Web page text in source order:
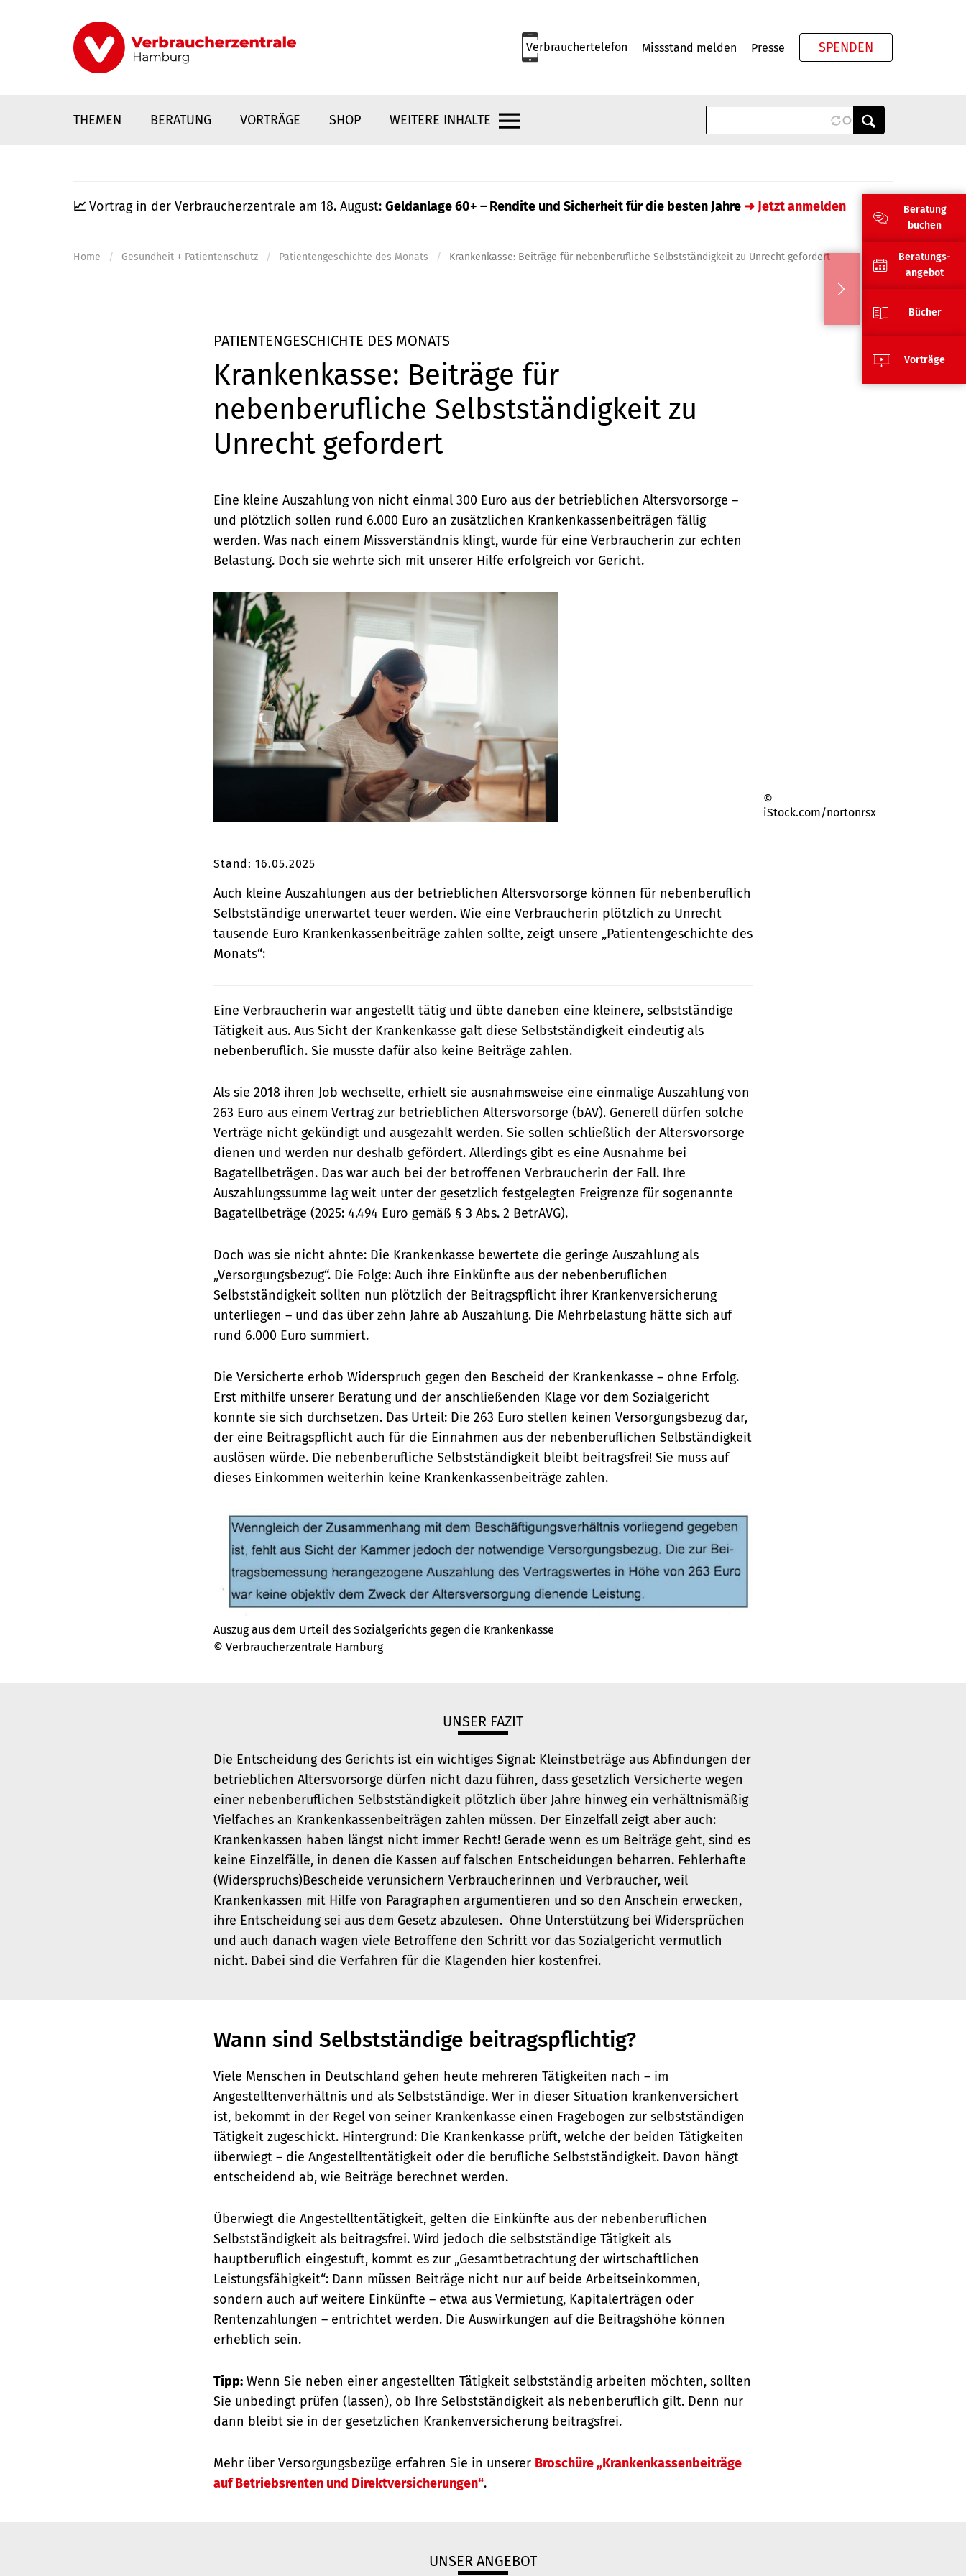
Verbrauchertelefon Missstand melden Presse SPENDEN
THEMEN BERATUNG VORTRÄGE SHOP WEITERE INHALTE
📈 Vortrag in der Verbraucherzentrale am 18. August: Geldanlage 60+ – Rendite und Sicherheit für die besten Jahre ➜ Jetzt anmelden
Home Gesundheit + Patientenschutz Patientengeschichte des Monats Krankenkasse: Beiträge für nebenberufliche Selbstständigkeit zu Unrecht gefordert
PATIENTENGESCHICHTE DES MONATS
Krankenkasse: Beiträge für
nebenberufliche Selbstständigkeit zu
Unrecht gefordert
Eine kleine Auszahlung von nicht einmal 300 Euro aus der betrieblichen Altersvorsorge –
und plötzlich sollen rund 6.000 Euro an zusätzlichen Krankenkassenbeiträgen fällig
werden. Was nach einem Missverständnis klingt, wurde für eine Verbraucherin zur echten
Belastung. Doch sie wehrte sich mit unserer Hilfe erfolgreich vor Gericht.
©
iStock.com/nortonrsx
Stand: 16.05.2025
Auch kleine Auszahlungen aus der betrieblichen Altersvorsorge können für nebenberuflich
Selbstständige unerwartet teuer werden. Wie eine Verbraucherin plötzlich zu Unrecht
tausende Euro Krankenkassenbeiträge zahlen sollte, zeigt unsere „Patientengeschichte des
Monats“:
Eine Verbraucherin war angestellt tätig und übte daneben eine kleinere, selbstständige
Tätigkeit aus. Aus Sicht der Krankenkasse galt diese Selbstständigkeit eindeutig als
nebenberuflich. Sie musste dafür also keine Beiträge zahlen.
Als sie 2018 ihren Job wechselte, erhielt sie ausnahmsweise eine einmalige Auszahlung von
263 Euro aus einem Vertrag zur betrieblichen Altersvorsorge (bAV). Generell dürfen solche
Verträge nicht gekündigt und ausgezahlt werden. Sie sollen schließlich der Altersvorsorge
dienen und werden nur deshalb gefördert. Allerdings gibt es eine Ausnahme bei
Bagatellbeträgen. Das war auch bei der betroffenen Verbraucherin der Fall. Ihre
Auszahlungssumme lag weit unter der gesetzlich festgelegten Freigrenze für sogenannte
Bagatellbeträge (2025: 4.494 Euro gemäß § 3 Abs. 2 BetrAVG).
Doch was sie nicht ahnte: Die Krankenkasse bewertete die geringe Auszahlung als
„Versorgungsbezug“. Die Folge: Auch ihre Einkünfte aus der nebenberuflichen
Selbstständigkeit sollten nun plötzlich der Beitragspflicht ihrer Krankenversicherung
unterliegen – und das über zehn Jahre ab Auszahlung. Die Mehrbelastung hätte sich auf
rund 6.000 Euro summiert.
Die Versicherte erhob Widerspruch gegen den Bescheid der Krankenkasse – ohne Erfolg.
Erst mithilfe unserer Beratung und der anschließenden Klage vor dem Sozialgericht
konnte sie sich durchsetzen. Das Urteil: Die 263 Euro stellen keinen Versorgungsbezug dar,
der eine Beitragspflicht auch für die Einnahmen aus der nebenberuflichen Selbständigkeit
auslösen würde. Die nebenberufliche Selbstständigkeit bleibt beitragsfrei! Sie muss auf
dieses Einkommen weiterhin keine Krankenkassenbeiträge zahlen.
Auszug aus dem Urteil des Sozialgerichts gegen die Krankenkasse
© Verbraucherzentrale Hamburg
UNSER FAZIT
Die Entscheidung des Gerichts ist ein wichtiges Signal: Kleinstbeträge aus Abfindungen der
betrieblichen Altersvorsorge dürfen nicht dazu führen, dass gesetzlich Versicherte wegen
einer nebenberuflichen Selbstständigkeit plötzlich über Jahre hinweg ein verhältnismäßig
Vielfaches an Krankenkassenbeiträgen zahlen müssen. Der Einzelfall zeigt aber auch:
Krankenkassen haben längst nicht immer Recht! Gerade wenn es um Beiträge geht, sind es
keine Einzelfälle, in denen die Kassen auf falschen Entscheidungen beharren. Fehlerhafte
(Widerspruchs)Bescheide verunsichern Verbraucherinnen und Verbraucher, weil
Krankenkassen mit Hilfe von Paragraphen argumentieren und so den Anschein erwecken,
ihre Entscheidung sei aus dem Gesetz abzulesen. Ohne Unterstützung bei Widersprüchen
und auch danach wagen viele Betroffene den Schritt vor das Sozialgericht vermutlich
nicht. Dabei sind die Verfahren für die Klagenden hier kostenfrei.
Wann sind Selbstständige beitragspflichtig?
Viele Menschen in Deutschland gehen heute mehreren Tätigkeiten nach – im
Angestelltenverhältnis und als Selbstständige. Wer in dieser Situation krankenversichert
ist, bekommt in der Regel von seiner Krankenkasse einen Fragebogen zur selbstständigen
Tätigkeit zugeschickt. Hintergrund: Die Krankenkasse prüft, welche der beiden Tätigkeiten
überwiegt – die Angestelltentätigkeit oder die berufliche Selbstständigkeit. Davon hängt
entscheidend ab, wie Beiträge berechnet werden.
Überwiegt die Angestelltentätigkeit, gelten die Einkünfte aus der nebenberuflichen
Selbstständigkeit als beitragsfrei. Wird jedoch die selbstständige Tätigkeit als
hauptberuflich eingestuft, kommt es zur „Gesamtbetrachtung der wirtschaftlichen
Leistungsfähigkeit“: Dann müssen Beiträge nicht nur auf beide Arbeitseinkommen,
sondern auch auf weitere Einkünfte – etwa aus Vermietung, Kapitalerträgen oder
Rentenzahlungen – entrichtet werden. Die Auswirkungen auf die Beitragshöhe können
erheblich sein.
Tipp: Wenn Sie neben einer angestellten Tätigkeit selbstständig arbeiten möchten, sollten
Sie unbedingt prüfen (lassen), ob Ihre Selbstständigkeit als nebenberuflich gilt. Denn nur
dann bleibt sie in der gesetzlichen Krankenversicherung beitragsfrei.
Mehr über Versorgungsbezüge erfahren Sie in unserer Broschüre „Krankenkassenbeiträge
auf Betriebsrenten und Direktversicherungen“.
UNSER ANGEBOT
Beratung
buchen
Beratungs-
angebot
Bücher
Vorträge